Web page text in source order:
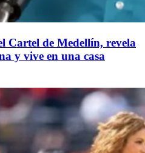
Cartel de Medellín, revela
y vive en una casa